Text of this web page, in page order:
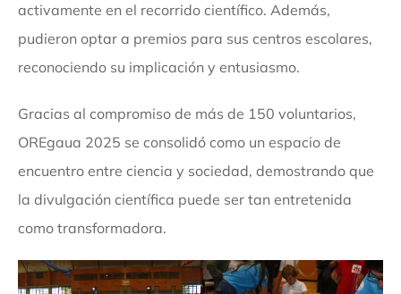
activamente en el recorrido científico. Además,
pudieron optar a premios para sus centros escolares,
reconociendo su implicación y entusiasmo.
Gracias al compromiso de más de 150 voluntarios,
OREgaua 2025 se consolidó como un espacio de
encuentro entre ciencia y sociedad, demostrando que
la divulgación científica puede ser tan entretenida
como transformadora.